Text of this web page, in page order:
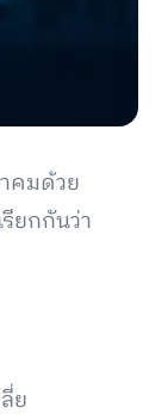
คมด้วย
ยกกันว่า
ย